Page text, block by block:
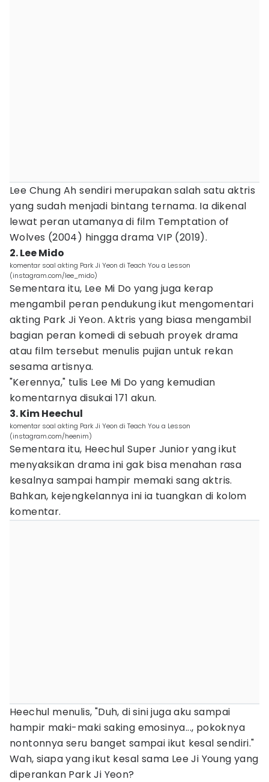
Lee Chung Ah sendiri merupakan salah satu aktris
yang sudah menjadi bintang ternama. Ia dikenal
lewat peran utamanya di film Temptation of
Wolves (2004) hingga drama VIP (2019).
2. Lee Mido
komentar soal akting Park Ji Yeon di Teach You a Lesson
(instagram.com/lee_mido)
Sementara itu, Lee Mi Do yang juga kerap
mengambil peran pendukung ikut mengomentari
akting Park Ji Yeon. Aktris yang biasa mengambil
bagian peran komedi di sebuah proyek drama
atau film tersebut menulis pujian untuk rekan
sesama artisnya.
"Kerennya," tulis Lee Mi Do yang kemudian
komentarnya disukai 171 akun.
3. Kim Heechul
komentar soal akting Park Ji Yeon di Teach You a Lesson
(instagram.com/heenim)
Sementara itu, Heechul Super Junior yang ikut
menyaksikan drama ini gak bisa menahan rasa
kesalnya sampai hampir memaki sang aktris.
Bahkan, kejengkelannya ini ia tuangkan di kolom
komentar.
Heechul menulis, "Duh, di sini juga aku sampai
hampir maki-maki saking emosinya..., pokoknya
nontonnya seru banget sampai ikut kesal sendiri."
Wah, siapa yang ikut kesal sama Lee Ji Young yang
diperankan Park Ji Yeon?